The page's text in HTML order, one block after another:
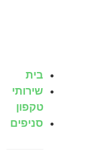
בית
שירותי
טקפון
סניפים